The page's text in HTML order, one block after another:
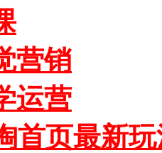
营销
运营
首页最新